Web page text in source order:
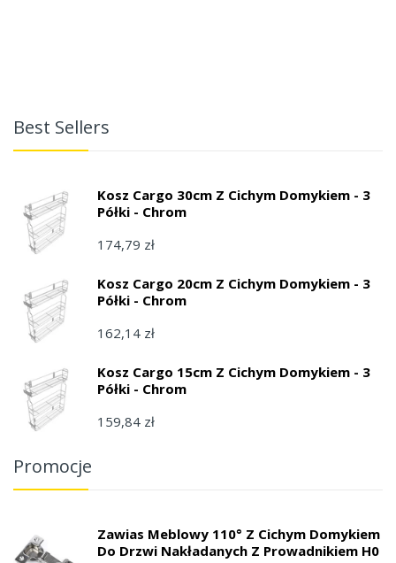
Best Sellers
Kosz Cargo 30cm Z Cichym Domykiem - 3
Półki - Chrom
174,79 zł
Kosz Cargo 20cm Z Cichym Domykiem - 3
Półki - Chrom
162,14 zł
Kosz Cargo 15cm Z Cichym Domykiem - 3
Półki - Chrom
159,84 zł
Promocje
Zawias Meblowy 110° Z Cichym Domykiem
Do Drzwi Nakładanych Z Prowadnikiem H0